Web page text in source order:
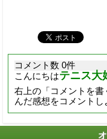
コメント数 0件
こんにちはテニス大
右上の「コメントを
んだ感想をコメントし